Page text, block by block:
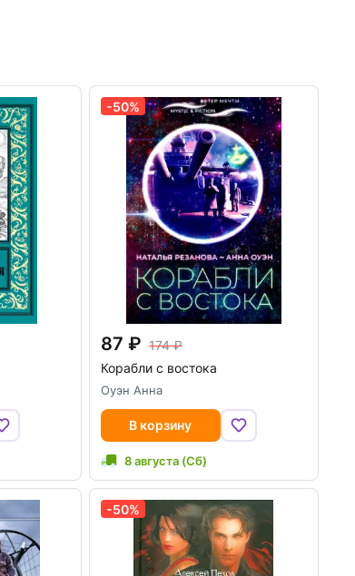
-50%
87
174
Корабли с востока
Оуэн Анна
В корзину
8 августа (Сб)
-50%